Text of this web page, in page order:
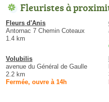
Fleuristes à
Fleurs d'Anis
Antornac 7 Chemin Coteaux
1.4 km
Volubilis
avenue du Général de Gaulle
2.2 km
Fermée, ouvre à 14h